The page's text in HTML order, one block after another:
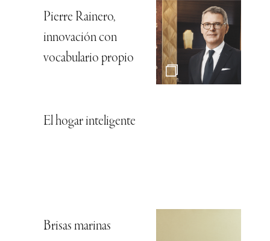
Pierre Rainero,
innovación con
vocabulario propio
El hogar inteligente
Brisas marinas